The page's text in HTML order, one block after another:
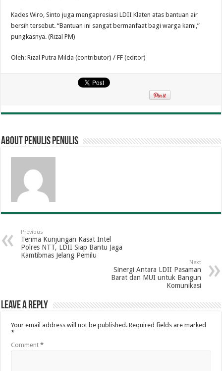
Kades Wiro, Sinto juga mengapresiasi LDII Klaten atas bantuan air
bersih tersebut. “Bantuan ini sangat bermanfaat bagi warga kami,”
pungkasnya. (Rizal PM)
Oleh: Rizal Putra Milda (contributor) / FF (editor)
About penulis penulis
Previous
Terima Kunjungan Kasat Intel
Polres NTT, LDII Siap Bantu Jaga
Kamtibmas Jelang Pemilu
Next
Sinergi Antara LDII Pasaman
Barat dan MUI untuk Bangun
Komunikasi
Leave a Reply
Your email address will not be published. Required fields are marked
*
Comment*